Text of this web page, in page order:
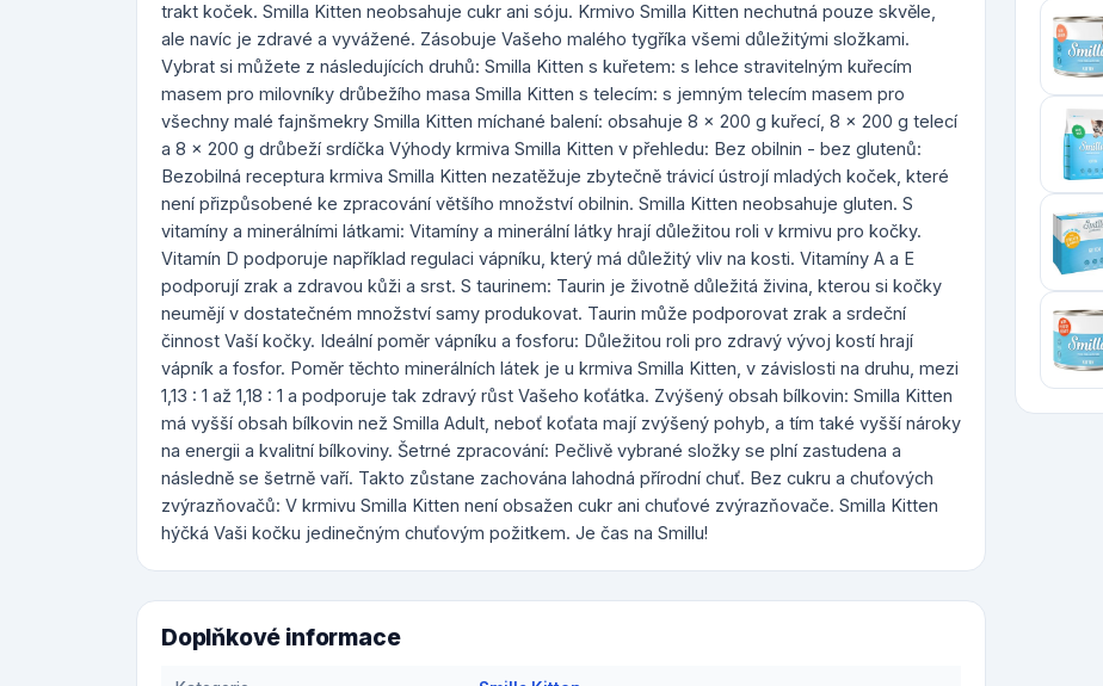
trakt koček. Smilla Kitten neobsahuje cukr ani sóju. Krmivo Smilla Kitten nechutná pouze skvěle,
ale navíc je zdravé a vyvážené. Zásobuje Vašeho malého tygříka všemi důležitými složkami.
Vybrat si můžete z následujících druhů: Smilla Kitten s kuřetem: s lehce stravitelným kuřecím
masem pro milovníky drůbežího masa Smilla Kitten s telecím: s jemným telecím masem pro
všechny malé fajnšmekry Smilla Kitten míchané balení: obsahuje 8 x 200 g kuřecí, 8 x 200 g telecí
a 8 x 200 g drůbeží srdíčka Výhody krmiva Smilla Kitten v přehledu: Bez obilnin - bez glutenů:
Bezobilná receptura krmiva Smilla Kitten nezatěžuje zbytečně trávicí ústrojí mladých koček, které
není přizpůsobené ke zpracování většího množství obilnin. Smilla Kitten neobsahuje gluten. S
vitamíny a minerálními látkami: Vitamíny a minerální látky hrají důležitou roli v krmivu pro kočky.
Vitamín D podporuje například regulaci vápníku, který má důležitý vliv na kosti. Vitamíny A a E
podporují zrak a zdravou kůži a srst. S taurinem: Taurin je životně důležitá živina, kterou si kočky
neumějí v dostatečném množství samy produkovat. Taurin může podporovat zrak a srdeční
činnost Vaší kočky. Ideální poměr vápníku a fosforu: Důležitou roli pro zdravý vývoj kostí hrají
vápník a fosfor. Poměr těchto minerálních látek je u krmiva Smilla Kitten, v závislosti na druhu, mezi
1,13 : 1 až 1,18 : 1 a podporuje tak zdravý růst Vašeho koťátka. Zvýšený obsah bílkovin: Smilla Kitten
má vyšší obsah bílkovin než Smilla Adult, neboť koťata mají zvýšený pohyb, a tím také vyšší nároky
na energii a kvalitní bílkoviny. Šetrné zpracování: Pečlivě vybrané složky se plní zastudena a
následně se šetrně vaří. Takto zůstane zachována lahodná přírodní chuť. Bez cukru a chuťových
zvýrazňovačů: V krmivu Smilla Kitten není obsažen cukr ani chuťové zvýrazňovače. Smilla Kitten
hýčká Vaši kočku jedinečným chuťovým požitkem. Je čas na Smillu!
Doplňkové informace